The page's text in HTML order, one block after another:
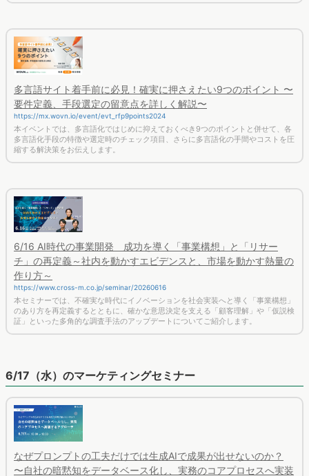
多言語サイト着手前に必見！確実に押さえたい9つのポイント 〜
要件定義、手段選定の留意点を詳しく解説〜
https://mx.wovn.io/event/evt_rfp9points2024
本イベントでは、多言語化ではじめに抑えておくべき9つのポイントと併せて、各
多言語化手段の特徴や選定時のチェック項目、さらに多言語化の手間やコストを圧
縮する解決策をお伝えします。
6/16 AI時代の事業開発 成功を導く「事業構想」と「リサー
チ」の再定義～社内を動かすエビデンスと、市場を動かす熱量の
作り方～
https://www.cross-m.co.jp/seminar/20260616
本セミナーでは、不確実な時代にイノベーションを社会実装へと導く「事業構想」
のあり方を再定義するとともに、確かな意思決定を支える「顧客理解」や「仮説検
証」といった多角的な調査手法のアップデートについてご紹介します。
6/17（水）のマーケティングセミナー
なぜプロンプトの工夫だけでは生成AIで成果が出せないのか？
〜自社の暗黙知をデータベース化し、実務のコアプロセスへ実装